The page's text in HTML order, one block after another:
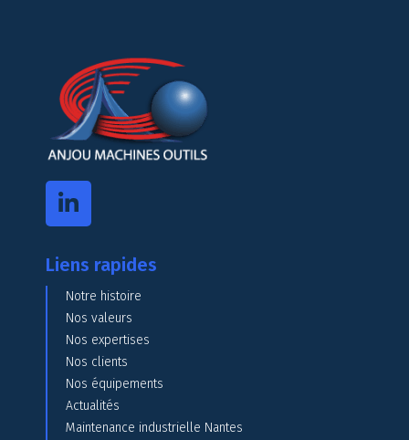
Liens rapides
Notre histoire
Nos valeurs
Nos expertises
Nos clients
Nos équipements
Actualités
Maintenance industrielle Nantes